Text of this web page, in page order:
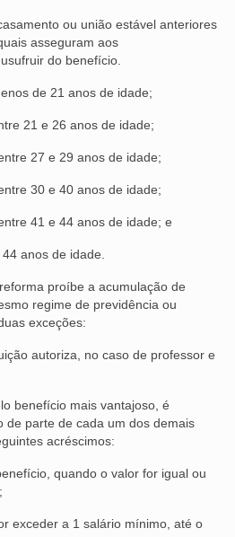
ou união estável anteriores
asseguram aos
do benefício.
de 21 anos de idade;
21 e 26 anos de idade;
27 e 29 anos de idade;
30 e 40 anos de idade;
41 e 44 anos de idade; e
anos de idade.
proíbe a acumulação de
regime de previdência ou
exceções:
autoriza, no caso de professor e
benefício mais vantajoso, é
de parte de cada um dos demais
acréscimos:
quando o valor for igual ou
exceder a 1 salário mínimo, até o